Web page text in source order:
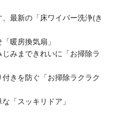
最新の「床ワイパー洗浄(き
暖房換気扇」
みまできれいに「お掃除ラ
きを防ぐ「お掃除ラクラク
「スッキリドア」